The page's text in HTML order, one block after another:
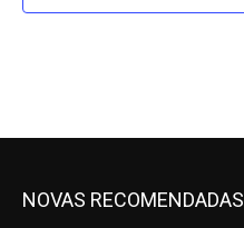
NOVAS RECOMENDADAS